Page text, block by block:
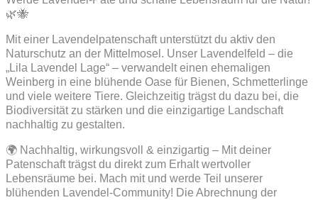
🌿🐝
Mit einer Lavendelpatenschaft unterstützt du aktiv den
Naturschutz an der Mittelmosel. Unser Lavendelfeld – die
„Lila Lavendel Lage“ – verwandelt einen ehemaligen
Weinberg in eine blühende Oase für Bienen, Schmetterlinge
und viele weitere Tiere. Gleichzeitig trägst du dazu bei, die
Biodiversität zu stärken und die einzigartige Landschaft
nachhaltig zu gestalten.
🌍 Nachhaltig, wirkungsvoll & einzigartig – Mit deiner
Patenschaft trägst du direkt zum Erhalt wertvoller
Lebensräume bei. Mach mit und werde Teil unserer
blühenden Lavendel-Community! Die Abrechnung der